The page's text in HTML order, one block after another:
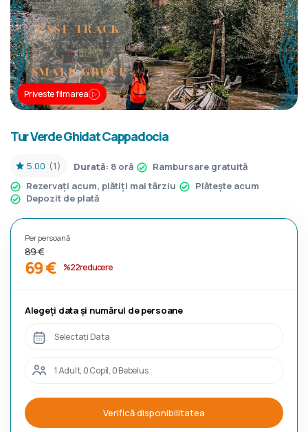
Priveste filmarea
Tur Verde Ghidat Cappadocia
5.00 (1) Durată: 8 oră
Rambursare gratuită
Rezervați acum, plătiți mai târziu
Plătește acum
Depozit de plată
Per persoană
89 €
69 € %22 reducere
Alegeți data și numărul de persoane
Selectați Data
1 Adult, 0 Copil, 0 Bebelus
Verifică disponibilitatea